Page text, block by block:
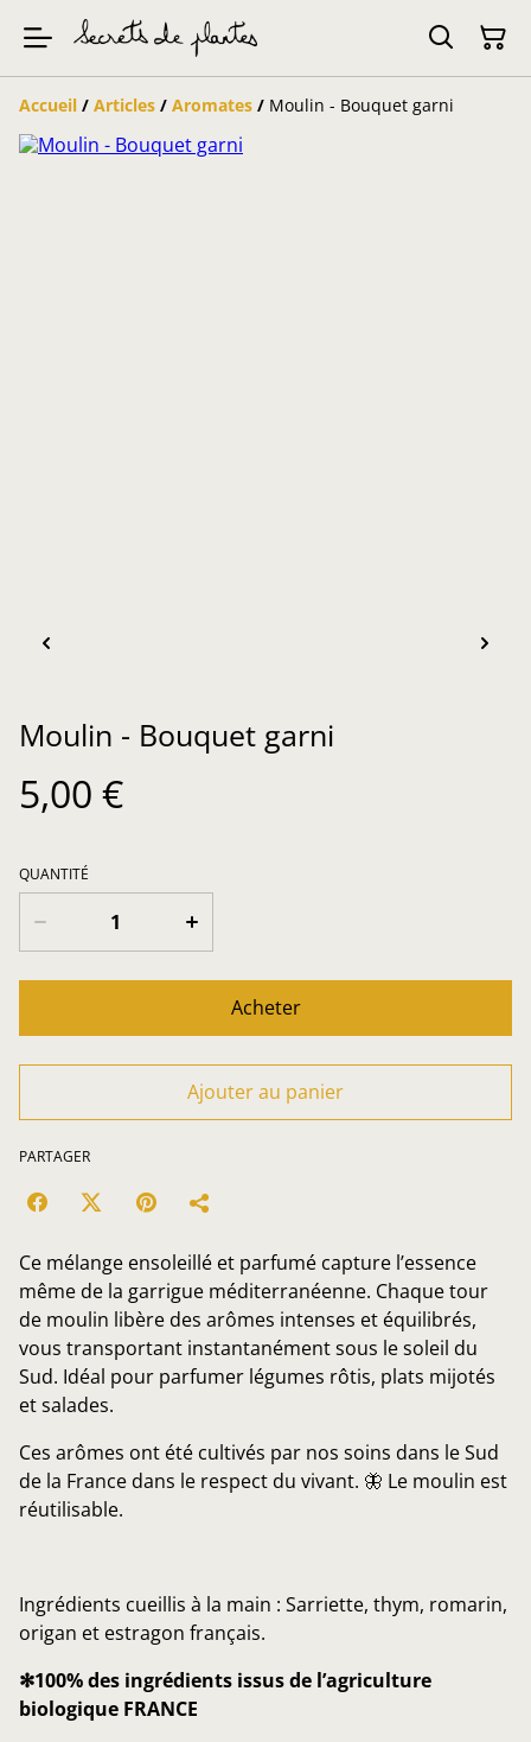
Accueil / Articles / Aromates / Moulin - Bouquet garni
Moulin - Bouquet garni
5,00 €
QUANTITÉ
Acheter
Ajouter au panier
PARTAGER
Ce mélange ensoleillé et parfumé capture l’essence
même de la garrigue méditerranéenne. Chaque tour
de moulin libère des arômes intenses et équilibrés,
vous transportant instantanément sous le soleil du
Sud. Idéal pour parfumer légumes rôtis, plats mijotés
et salades.
Ces arômes ont été cultivés par nos soins dans le Sud
de la France dans le respect du vivant. 🦋 Le moulin est
réutilisable.
Ingrédients cueillis à la main : Sarriette, thym, romarin,
origan et estragon français.
✻100% des ingrédients issus de l’agriculture
biologique FRANCE